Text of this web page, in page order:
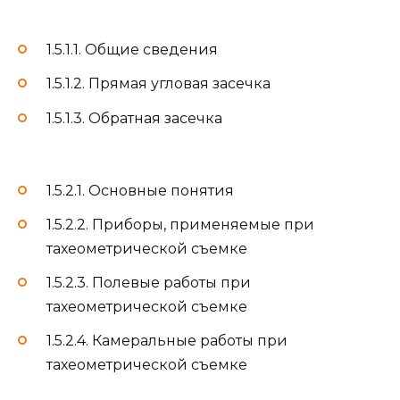
1.5.1.1. Общие сведения
1.5.1.2. Прямая угловая засечка
1.5.1.3. Обратная засечка
1.5.2.1. Основные понятия
1.5.2.2. Приборы, применяемые при
тахеометрической съемке
1.5.2.3. Полевые работы при
тахеометрической съемке
1.5.2.4. Камеральные работы при
тахеометрической съемке